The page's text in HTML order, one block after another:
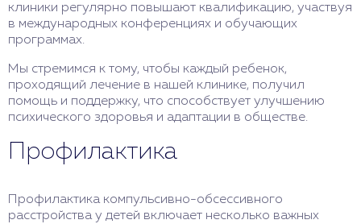
клиники регулярно повышают квалификацию, участвуя
в международных конференциях и обучающих
программах.
Мы стремимся к тому, чтобы каждый ребенок,
проходящий лечение в нашей клинике, получил
помощь и поддержку, что способствует улучшению
психического здоровья и адаптации в обществе.
Профилактика
Профилактика компульсивно-обсессивного
расстройства у детей включает несколько важных